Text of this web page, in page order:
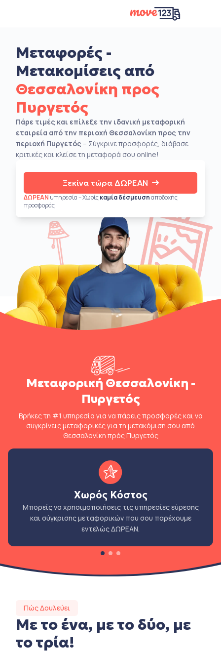
Μεταφορές -
Μετακομίσεις από
Θεσσαλονίκη προς
Πυργετός
Πάρε τιμές και επίλεξε την ιδανική μεταφορική
εταιρεία από την περιοχή Θεσσαλονίκη προς την
περιοχή Πυργετός – Σύγκρινε προσφορές, διάβασε
κριτικές και κλείσε τη μεταφορά σου online!
Ξεκίνα τώρα ΔΩΡΕΑΝ
ΔΩΡΕΑΝ υπηρεσία – Χωρίςκαμία δέσμευσηαποδοχής
προσφοράς
Μεταφορική Θεσσαλονίκη -
Πυργετός
Βρήκες τη #1 υπηρεσία για να πάρεις προσφορές και να
συγκρίνεις μεταφορικές για τη μετακόμιση σου από
Θεσσαλονίκη πρός Πυργετός
Χωρός Κόστος
Μπορείς να χρησιμοποιήσεις τις υπηρεσίες εύρεσης
και σύγκρισης μεταφορικών που σου παρέχουμε
εντελώς ΔΩΡΕΑΝ.
Πώς Δουλεύει
Με το ένα, με το δύο, με
το τρία!